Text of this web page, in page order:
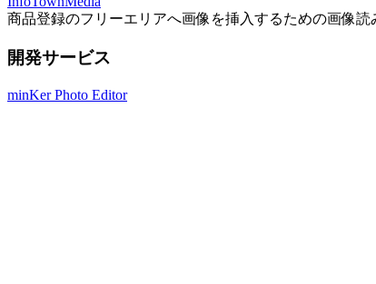
商品登録のフリーエリアへ画像を挿入するための画像読
開発サービス
minKer Photo Editor